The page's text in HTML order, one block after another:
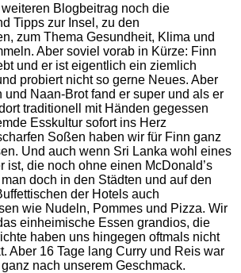
Blogbeitrag noch die
Tipps zur Insel, zu den
zum Thema Gesundheit, Klima und
Aber soviel vorab in Kürze: Finn
und er ist eigentlich ein ziemlich
probiert nicht so gerne Neues. Aber
und Naan-Brot fand er super und als er
traditionell mit Händen gegessen
Esskultur sofort ins Herz
Soßen haben wir für Finn ganz
Und auch wenn Sri Lanka wohl eines
ist, die noch ohne einen McDonald’s
doch in den Städten und auf den
der Hotels auch
wie Nudeln, Pommes und Pizza. Wir
einheimische Essen grandios, die
haben uns hingegen oftmals nicht
Aber 16 Tage lang Curry und Reis war
nach unserem Geschmack.